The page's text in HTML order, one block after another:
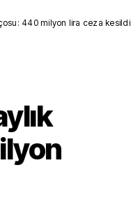
440 milyon lira ceza kesildi